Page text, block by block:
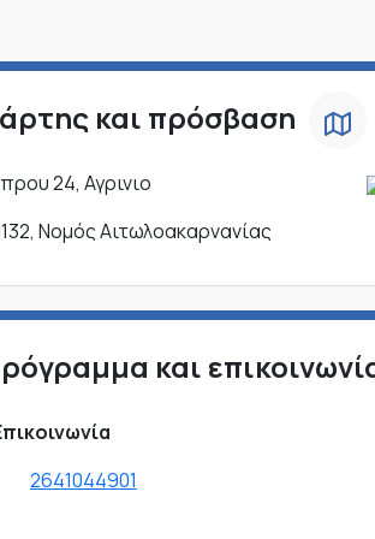
και πρόσβαση
24, Αγρινιο
Νομός Αιτωλοακαρνανίας
και
2641044901